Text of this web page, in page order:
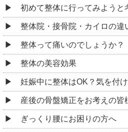
初めて整体に行ってみようと
整体院・接骨院・カイロの違
整体って痛いのでしょうか？
整体の美容効果
妊娠中に整体はOK？気を付
産後の骨盤矯正をお考えの皆
ぎっくり腰にお困りの方へ